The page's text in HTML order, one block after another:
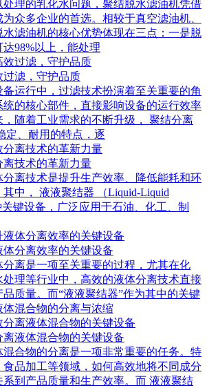
理的乳化水问题，聚结脱水滤油机凭借
众多企业的首选。相较于真空滤油机、
滤油机的核心优势体现在三点：一是脱
98%以上，能处理
滤，守护品质
运行中，过滤技术扮演着至关重要的角
的核心部件，直接影响设备的运行效率
随着工业需求的不断升级， 聚结分离
定、耐用的特点，逐
技术的革新力量
离技术是提升生产效率、降低能耗和环
中， 液液聚结器 （Liquid-Liquid
关键设备，广泛应用于石油、化工、制
分离效率的关键设备
离是一项至关重要的过程，尤其在化
理等行业中，高效的液体分离技术直接
质量。而“液液聚结器”作为其中的关键
混合物的分离与浓缩
液体混合物的关键设备
合物的分离是一项非常重要的任务。特
品加工等领域，如何高效地将不同成分
到产品质量和生产效率。而 液液聚结